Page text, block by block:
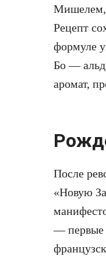
Мишелем,
Рецепт
формуле
Бо —
аромат,
После
«Новую
— первые